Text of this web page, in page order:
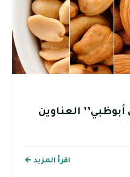
العناوين
اقرأ المزيد ←